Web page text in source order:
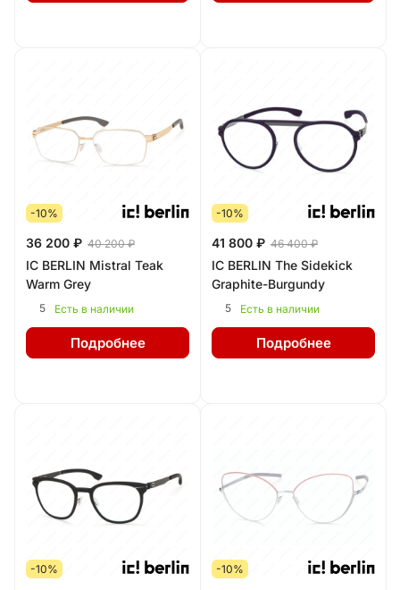
-10%
36 200 ₽ 40 200 ₽
IC BERLIN Mistral Teak
Warm Grey
5 Есть в наличии
Подробнее
-10%
41 800 ₽ 46 400 ₽
IC BERLIN The Sidekick
Graphite-Burgundy
5 Есть в наличии
Подробнее
-10% -10%